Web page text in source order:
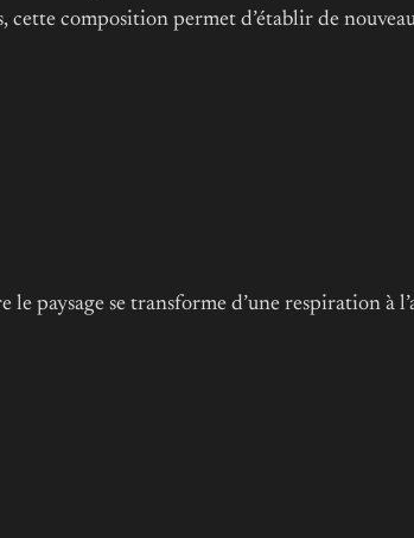
composition permet d’établir de
paysage se transforme d’une respiration à